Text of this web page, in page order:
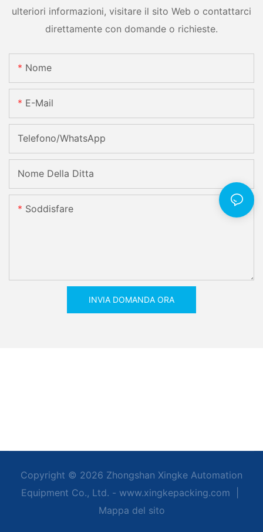
ulteriori informazioni, visitare il sito Web o contattarci
direttamente con domande o richieste.
Nome
E-Mail
Telefono/WhatsApp
Nome Della Ditta
Soddisfare
INVIA DOMANDA ORA
Copyright © 2026 Zhongshan Xingke Automation
Equipment Co., Ltd. - www.xingkepacking.com
Mappa del sito